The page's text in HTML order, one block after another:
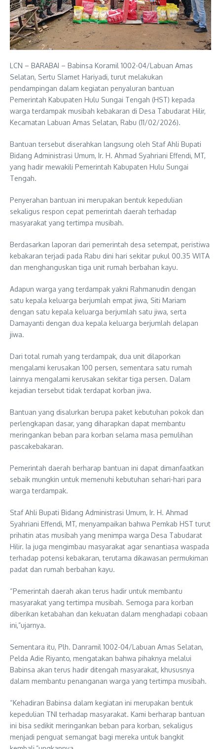
LCN – BARABAI – Babinsa Koramil 1002-04/Labuan Amas
Selatan, Sertu Slamet Hariyadi, turut melakukan
pendampingan dalam kegiatan penyaluran bantuan
Pemerintah Kabupaten Hulu Sungai Tengah (HST) kepada
warga terdampak musibah kebakaran di Desa Tabudarat Hilir,
Kecamatan Labuan Amas Selatan, Rabu (11/02/2026).
Bantuan tersebut diserahkan langsung oleh Staf Ahli Bupati
Bidang Administrasi Umum, Ir. H. Ahmad Syahriani Effendi, MT,
yang hadir mewakili Pemerintah Kabupaten Hulu Sungai
Tengah.
Penyerahan bantuan ini merupakan bentuk kepedulian
sekaligus respon cepat pemerintah daerah terhadap
masyarakat yang tertimpa musibah.
Berdasarkan laporan dari pemerintah desa setempat, peristiwa
kebakaran terjadi pada Rabu dini hari sekitar pukul 00.35 WITA
dan menghanguskan tiga unit rumah berbahan kayu.
Adapun warga yang terdampak yakni Rahmanudin dengan
satu kepala keluarga berjumlah empat jiwa, Siti Mariam
dengan satu kepala keluarga berjumlah satu jiwa, serta
Damayanti dengan dua kepala keluarga berjumlah delapan
jiwa.
Dari total rumah yang terdampak, dua unit dilaporkan
mengalami kerusakan 100 persen, sementara satu rumah
lainnya mengalami kerusakan sekitar tiga persen. Dalam
kejadian tersebut tidak terdapat korban jiwa.
Bantuan yang disalurkan berupa paket kebutuhan pokok dan
perlengkapan dasar, yang diharapkan dapat membantu
meringankan beban para korban selama masa pemulihan
pascakebakaran.
Pemerintah daerah berharap bantuan ini dapat dimanfaatkan
sebaik mungkin untuk memenuhi kebutuhan sehari-hari para
warga terdampak.
Staf Ahli Bupati Bidang Administrasi Umum, Ir. H. Ahmad
Syahriani Effendi, MT, menyampaikan bahwa Pemkab HST turut
prihatin atas musibah yang menimpa warga Desa Tabudarat
Hilir. Ia juga mengimbau masyarakat agar senantiasa waspada
terhadap potensi kebakaran, terutama dikawasan permukiman
padat dan rumah berbahan kayu.
“Pemerintah daerah akan terus hadir untuk membantu
masyarakat yang tertimpa musibah. Semoga para korban
diberikan ketabahan dan kekuatan dalam menghadapi cobaan
ini,”ujarnya.
Sementara itu, Plh. Danramil 1002-04/Labuan Amas Selatan,
Pelda Adie Riyanto, mengatakan bahwa pihaknya melalui
Babinsa akan terus hadir ditengah masyarakat, khususnya
dalam membantu penanganan warga yang tertimpa musibah.
“Kehadiran Babinsa dalam kegiatan ini merupakan bentuk
kepedulian TNI terhadap masyarakat. Kami berharap bantuan
ini bisa sedikit meringankan beban para korban, sekaligus
menjadi penguat semangat bagi mereka untuk bangkit